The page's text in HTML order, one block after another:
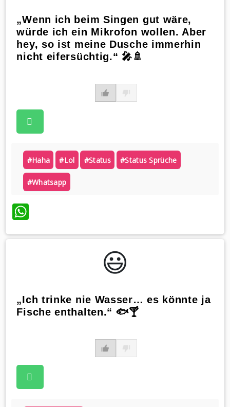
„Wenn ich beim Singen gut wäre,
würde ich ein Mikrofon wollen. Aber
hey, so ist meine Dusche immerhin
nicht eifersüchtig.“ 🎤🚿
#haha #lol #status #status Sprüche
#whatsapp
WhatsApp
😃️
„Ich trinke nie Wasser… es könnte ja
Fische enthalten.“ 🐟🍸